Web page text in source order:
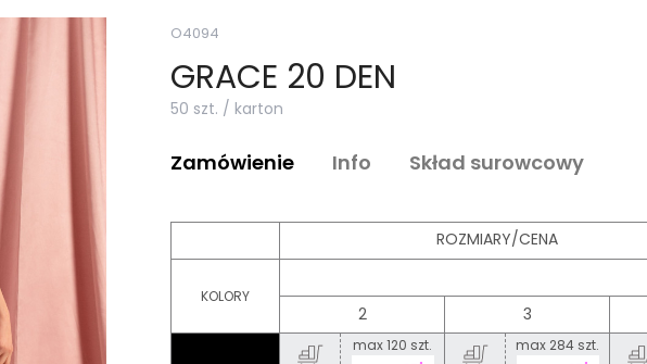
O4094
GRACE 20 DEN
50 szt. / karton
Zamówienie Info Skład surowcowy
KOLORY
ROZMIARY/CENA
2 3
max 120 szt. max 284 szt.